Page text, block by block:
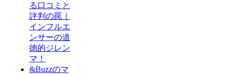
る口コミと
評判の罠｜
インフルエ
ンサーの道
徳的ジレン
マ！
&Buzzのマ